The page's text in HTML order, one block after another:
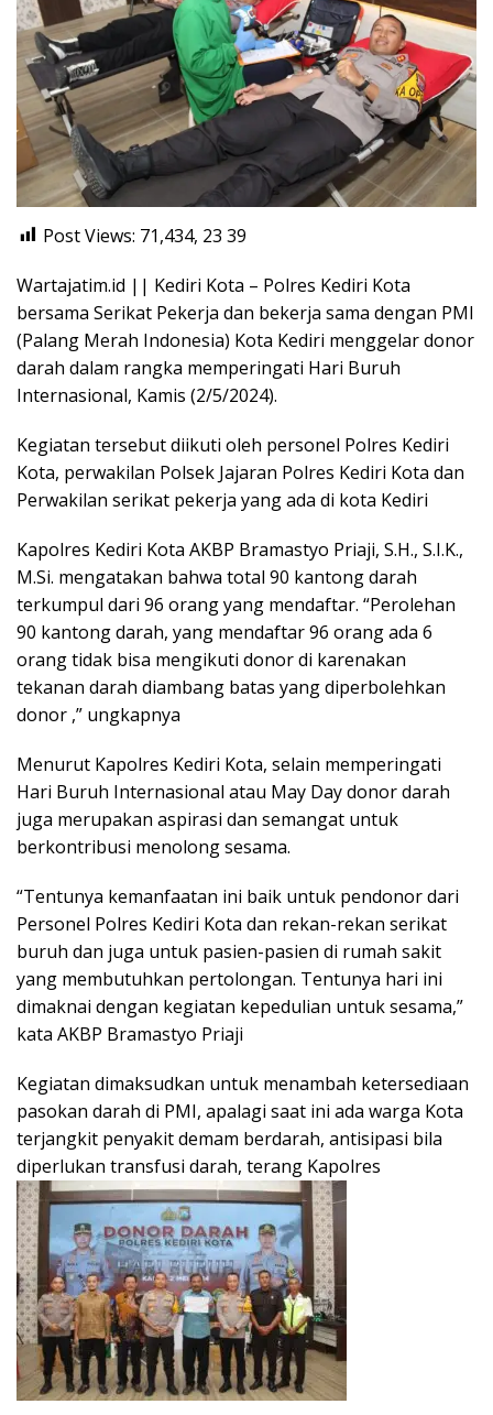
Post Views: 71,434, 23 39
Wartajatim.id || Kediri Kota – Polres Kediri Kota
bersama Serikat Pekerja dan bekerja sama dengan PMI
(Palang Merah Indonesia) Kota Kediri menggelar donor
darah dalam rangka memperingati Hari Buruh
Internasional, Kamis (2/5/2024).
​​​Kegiatan tersebut diikuti oleh personel Polres Kediri
Kota, perwakilan Polsek Jajaran Polres Kediri Kota dan
Perwakilan serikat pekerja yang ada di kota Kediri
Kapolres Kediri Kota AKBP Bramastyo Priaji, S.H., S.I.K.,
M.Si. mengatakan bahwa total 90 kantong darah
terkumpul dari 96 orang yang mendaftar. “Perolehan
90 kantong darah, yang mendaftar 96 orang ada 6
orang tidak bisa mengikuti donor di karenakan
tekanan darah diambang batas yang diperbolehkan
donor ,” ungkapnya
Menurut Kapolres Kediri Kota, selain memperingati
Hari Buruh Internasional atau May Day donor darah
juga merupakan aspirasi dan semangat untuk
berkontribusi menolong sesama.
“Tentunya kemanfaatan ini baik untuk pendonor dari
Personel Polres Kediri Kota dan rekan-rekan serikat
buruh dan juga untuk pasien-pasien di rumah sakit
yang membutuhkan pertolongan. Tentunya hari ini
dimaknai dengan kegiatan kepedulian untuk sesama,”
kata AKBP Bramastyo Priaji
Kegiatan dimaksudkan untuk menambah ketersediaan
pasokan darah di PMI, apalagi saat ini ada warga Kota
terjangkit penyakit demam berdarah, antisipasi bila
diperlukan transfusi darah, terang Kapolres